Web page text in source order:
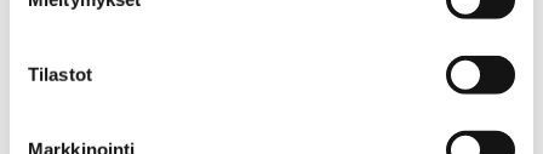
Tilastot
Markkinointi
Tyyppi
Aihe